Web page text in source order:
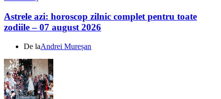
Astrele azi: horoscop zilnic complet pentru toate
zodiile – 07 august 2026
De laAndrei Mureșan